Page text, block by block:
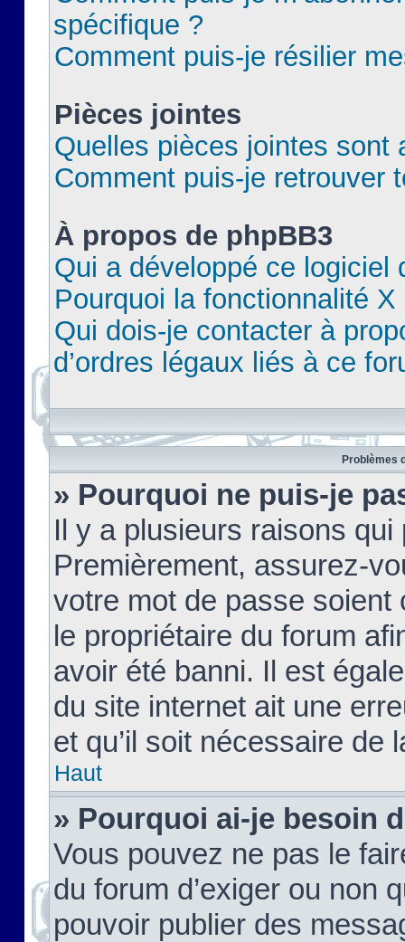
spécifique ?
Comment puis-je résilier
Pièces jointes
Quelles pièces jointes sont
Comment puis-je retrouver
À propos de phpBB3
Qui a développé ce logiciel
Pourquoi la fonctionnalité X
Qui dois-je contacter à
d’ordres légaux liés à ce
Problèmes
» Pourquoi ne puis-je
Il y a plusieurs raisons
Premièrement, assurez-
votre mot de passe soient
le propriétaire du forum
avoir été banni. Il est
du site internet ait une
et qu’il soit nécessaire de
Haut
» Pourquoi ai-je besoin
Vous pouvez ne pas le
du forum d’exiger ou non
pouvoir publier des